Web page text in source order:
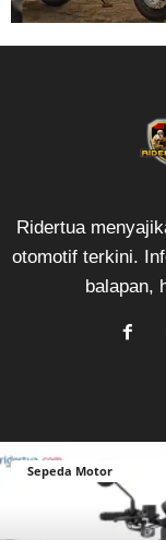
Ridertua
otomotif terkini.
balapan,
Sepeda Motor